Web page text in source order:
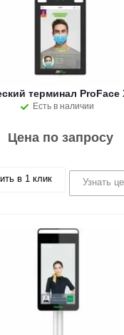
терминал ProFace
Есть в наличии
Цена по запросу
в 1 клик Узнать